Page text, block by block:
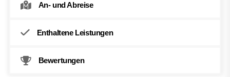
An- und Abreise
Enthaltene Leistungen
Bewertungen